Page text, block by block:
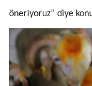
öneriyoruz” diye